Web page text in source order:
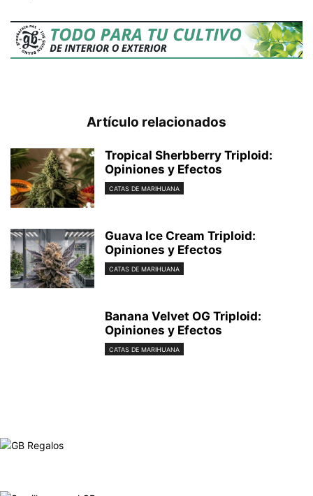
Artículo relacionados
Tropical Sherbberry Triploid:
Opiniones y Efectos
CATAS DE MARIHUANA
Guava Ice Cream Triploid:
Opiniones y Efectos
CATAS DE MARIHUANA
Banana Velvet OG Triploid:
Opiniones y Efectos
CATAS DE MARIHUANA